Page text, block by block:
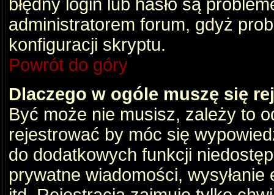
błędny login lub hasło są
administratorem forum, gdyż
konfiguracji skryptu.
Powrót do góry
Dlaczego w ogóle muszę się
Być może nie musisz, zależy to
rejestrować by móc się
do dodatkowych funkcji
prywatne wiadomości,